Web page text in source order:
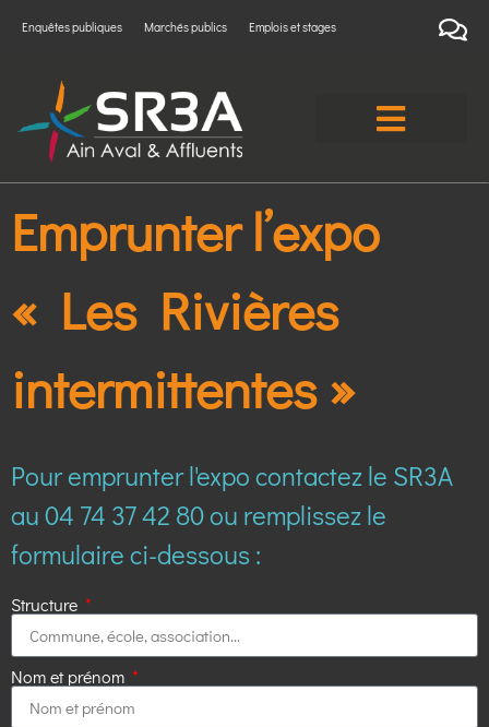
Enquêtes publiques Marchés publics Emplois et stages
Emprunter l’expo
« Les Rivières
intermittentes »
Pour emprunter l'expo contactez le SR3A
au 04 74 37 42 80 ou remplissez le
formulaire ci-dessous :
Structure
Nom et prénom